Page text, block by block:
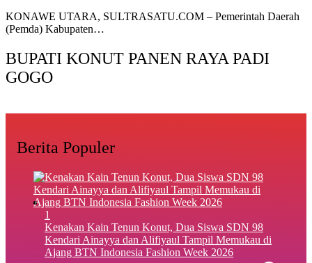
KONAWE UTARA, SULTRASATU.COM – Pemerintah Daerah
(Pemda) Kabupaten…
BUPATI KONUT PANEN RAYA PADI
GOGO
Berita Populer
1
‎Kenakan Kain Tenun Konut, Dua Siswa SDN 98
Kendari Ainayya dan Alifiyaul Tampil Memukau di
Ajang BTN Indonesia Fashion Week 2026